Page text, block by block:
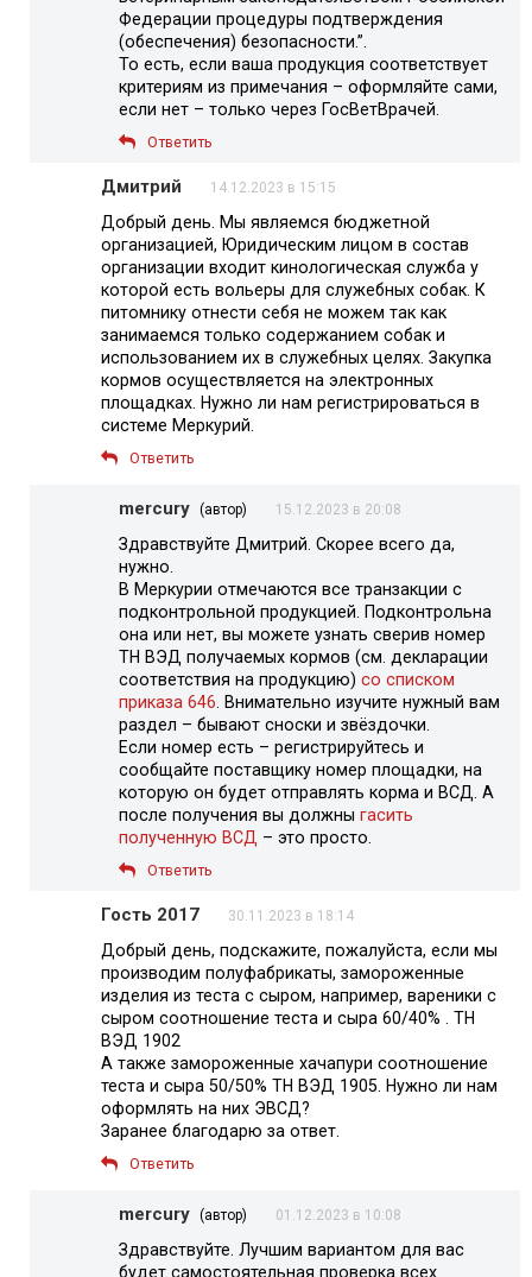
Федерации процедуры подтверждения
(обеспечения) безопасности.”.
То есть, если ваша продукция соответствует
критериям из примечания – оформляйте сами,
если нет – только через ГосВетВрачей.
Ответить
Дмитрий 14.12.2023 в 15:15
Добрый день. Мы являемся бюджетной
организацией, Юридическим лицом в состав
организации входит кинологическая служба у
которой есть вольеры для служебных собак. К
питомнику отнести себя не можем так как
занимаемся только содержанием собак и
использованием их в служебных целях. Закупка
кормов осуществляется на электронных
площадках. Нужно ли нам регистрироваться в
системе Меркурий.
Ответить
mercury (автор) 15.12.2023 в 20:08
Здравствуйте Дмитрий. Скорее всего да,
нужно.
В Меркурии отмечаются все транзакции с
подконтрольной продукцией. Подконтрольна
она или нет, вы можете узнать сверив номер
ТН ВЭД получаемых кормов (см. декларации
соответствия на продукцию) со списком
приказа 646 . Внимательно изучите нужный вам
раздел – бывают сноски и звёздочки.
Если номер есть – регистрируйтесь и
сообщайте поставщику номер площадки, на
которую он будет отправлять корма и ВСД. А
после получения вы должны гасить
полученную ВСД – это просто.
Ответить
Гость 2017 30.11.2023 в 18:14
Добрый день, подскажите, пожалуйста, если мы
производим полуфабрикаты, замороженные
изделия из теста с сыром, например, вареники с
сыром соотношение теста и сыра 60/40% . ТН
ВЭД 1902
А также замороженные хачапури соотношение
теста и сыра 50/50% ТН ВЭД 1905. Нужно ли нам
оформлять на них ЭВСД?
Заранее благодарю за ответ.
Ответить
mercury (автор) 01.12.2023 в 10:08
Здравствуйте. Лучшим вариантом для вас
будет самостоятельная проверка всех